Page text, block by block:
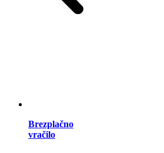
Brezplačno
vračilo